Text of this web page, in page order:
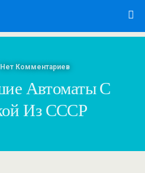
Нет Комментариев
Автоматы С
Из СССР